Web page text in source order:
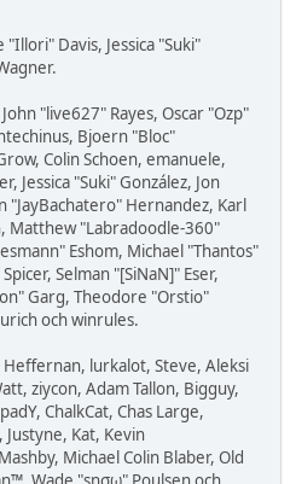
Davis, Jessica "Suki"
"live627" Rayes, Oscar "Ozp"
Bjoern "Bloc"
Colin Schoen, emanuele,
Jessica "Suki" González, Jon
"JayBachatero" Hernandez, Karl
Matthew "Labradoodle-360"
Eshom, Michael "Thantos"
Selman "[SiNaN]" Eser,
Garg, Theodore "Orstio"
och winrules.
lurkalot, Steve, Aleksi
ziycon, Adam Tallon, Bigguy,
ChalkCat, Chas Large,
Kat, Kevin
Michael Colin Blaber, Old